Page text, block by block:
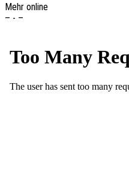
Mehr online
– - –